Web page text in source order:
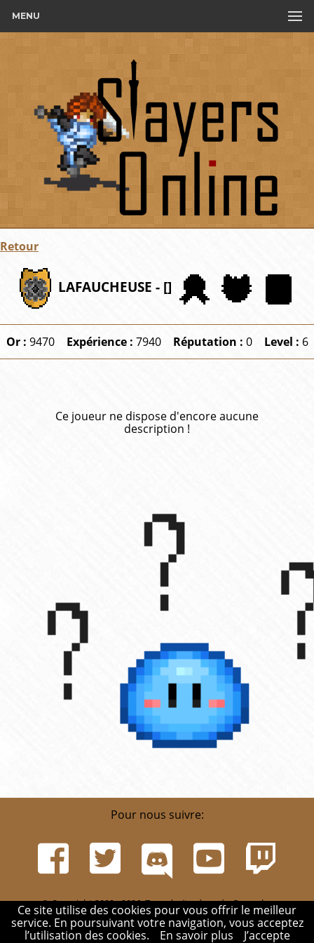
MENU
Retour
LAFAUCHEUSE - []
Or : 9470 Expérience : 7940 Réputation : 0 Level : 6
Ce joueur ne dispose d'encore aucune
description !
Pour nous suivre:
© Copyright 2002 - 2026. Tous droits réservés. Pour plus
d'informations, rendez-vous sur la page Infos.
Mentions légales-Contact-Réglement-Mon compte
Ce site utilise des cookies pour vous offrir le meilleur
service. En poursuivant votre navigation, vous acceptez
l’utilisation des cookies.
En savoir plus J’accepte